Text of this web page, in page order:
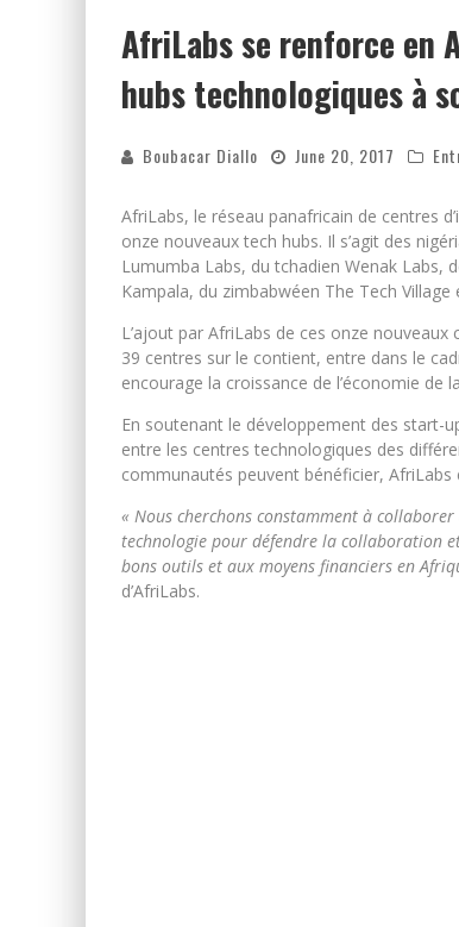
AfriLabs se renforce en
hubs technologiques à
Boubacar Diallo June 20, 2017
AfriLabs, le réseau panafricain de centres
onze nouveaux tech hubs. Il s’agit des
Lumumba Labs, du tchadien Wenak Labs,
Kampala, du zimbabwéen The Tech Village
L’ajout par AfriLabs de ces onze
39 centres sur le contient, entre dans le
encourage la croissance de l’économie de
En soutenant le développement des start-
entre les centres technologiques des
communautés peuvent bénéficier, AfriLabs
« Nous cherchons constamment à collaborer
technologie pour défendre la collaboration
bons outils et aux moyens financiers en
d’AfriLabs.